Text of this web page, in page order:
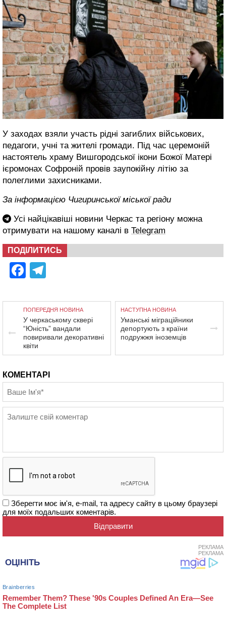
У заходах взяли участь рідні загиблих військових,
педагоги, учні та жителі громади. Під час церемоній
настоятель храму Вишгородської ікони Божої Матері
ієромонах Софроній провів заупокійну літію за
полеглими захисниками.
За інформацією Чигиринської міської ради
Усі найцікавіші новини Черкас та регіону можна
отримувати на нашому каналі в Telegram
ПОДІЛИТИСЬ
Facebook
ПОПЕРЕДНЯ НОВИНА
У черкаському сквері
“Юність” вандали
повиривали декоративні
квіти
НАСТУПНА НОВИНА
Уманські міграційники
депортують з країни
подружжя іноземців
КОМЕНТАРІ
Зберегти моє ім'я, e-mail, та адресу сайту в цьому браузері
для моїх подальших коментарів.
РЕКЛАМА
РЕКЛАМА